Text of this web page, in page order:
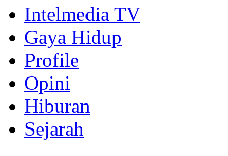
Intelmedia TV
Gaya Hidup
Profile
Opini
Hiburan
Sejarah